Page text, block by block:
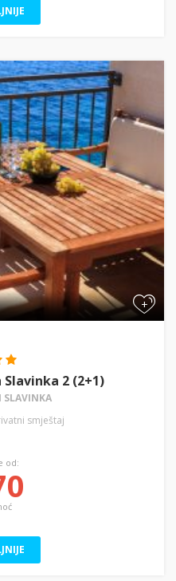
+
2 (2+1)
SLAVINKA
smještaj
od: